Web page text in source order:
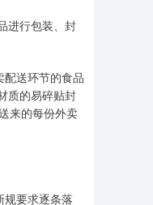
进行包装、封
送环节的食品
质的易碎贴封
来的每份外卖
要求逐条落